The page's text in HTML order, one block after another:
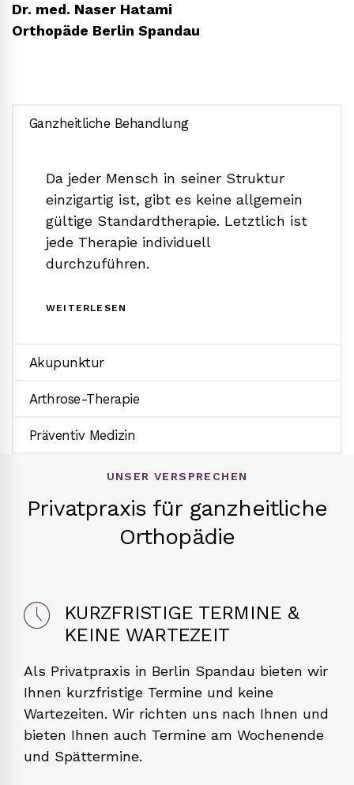
Dr. med. Naser Hatami
Orthopäde Berlin Spandau
Ganzheitliche Behandlung
Da jeder Mensch in seiner Struktur
einzigartig ist, gibt es keine allgemein
gültige Standardtherapie. Letztlich ist
jede Therapie individuell
durchzuführen.
WEITERLESEN
Akupunktur
Arthrose-Therapie
Präventiv Medizin
UNSER VERSPRECHEN
Privatpraxis für ganzheitliche
Orthopädie
KURZFRISTIGE TERMINE &
KEINE WARTEZEIT
Als Privatpraxis in Berlin Spandau bieten wir
Ihnen kurzfristige Termine und keine
Wartezeiten. Wir richten uns nach Ihnen und
bieten Ihnen auch Termine am Wochenende
und Spättermine.